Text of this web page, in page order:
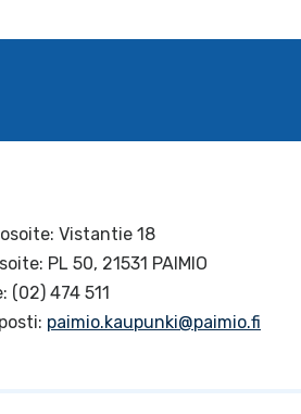
Vistantie 18
PL 50, 21531 PAIMIO
(02) 474 511
paimio.kaupunki@paimio.fi